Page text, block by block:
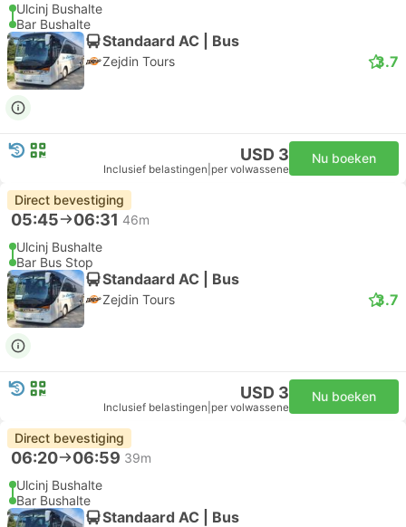
Ulcinj Bushalte
Bar Bushalte
Standaard AC | Bus
Zejdin Tours 3.7
USD 3
Inclusief belastingen per volwassene
Nu boeken
Direct bevestiging
05:45 06:31 46m
Ulcinj Bushalte
Bar Bus Stop
Standaard AC | Bus
Zejdin Tours 3.7
USD 3
Inclusief belastingen per volwassene
Nu boeken
Direct bevestiging
06:20 06:59 39m
Ulcinj Bushalte
Bar Bushalte
Standaard AC | Bus